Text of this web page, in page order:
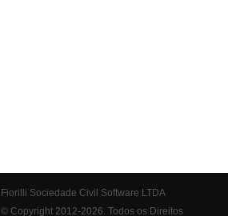
Fiorilli Sociedade Civil Software LTDA
© Copyright 2012-2026. Todos os Direitos